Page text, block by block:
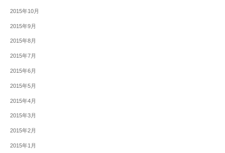
2015年10月
2015年9月
2015年8月
2015年7月
2015年6月
2015年5月
2015年4月
2015年3月
2015年2月
2015年1月